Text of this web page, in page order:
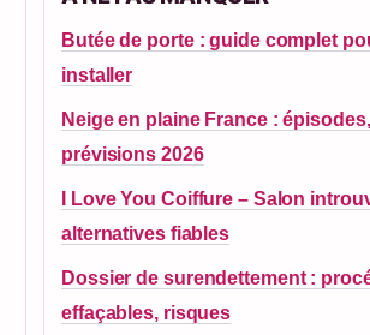
Butée de porte : guide complet
installer
Neige en plaine France :
prévisions 2026
I Love You Coiffure – Salon
alternatives fiables
Dossier de surendettement :
effaçables, risques